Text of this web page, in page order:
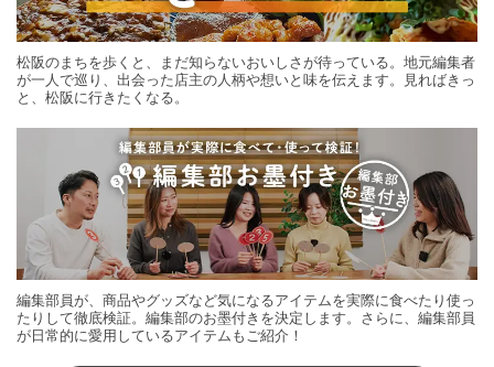
松阪のまちを歩くと、まだ知らないおいしさが待っている。地元編集者
が一人で巡り、出会った店主の人柄や想いと味を伝えます。見ればきっ
と、松阪に行きたくなる。
編集部員が、商品やグッズなど気になるアイテムを実際に食べたり使っ
たりして徹底検証。編集部のお墨付きを決定します。さらに、編集部員
が日常的に愛用しているアイテムもご紹介！